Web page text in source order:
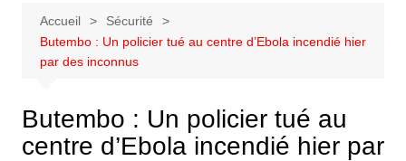
Accueil
Sécurité
Butembo : Un policier tué au centre d’Ebola incendié hier
par des inconnus
Butembo : Un policier tué au
centre d’Ebola incendié hier par